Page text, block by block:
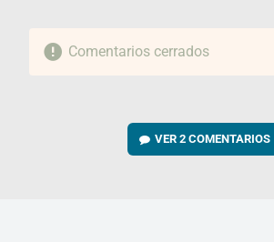
Comentarios cerrados
VER2 COMENTARIOS